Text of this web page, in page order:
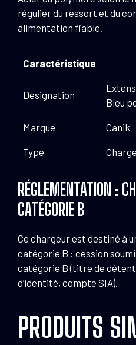
régulier du ressort et du
alimentation fiable.
Caractéristique
Désignation
Bleu
Marque Canik
Type
RÉGLEMENTATION :
CATÉGORIE B
Ce chargeur est destiné à
catégorie B : cession
catégorie B (titre de
d’identité, compte SIA).
PRODUITS